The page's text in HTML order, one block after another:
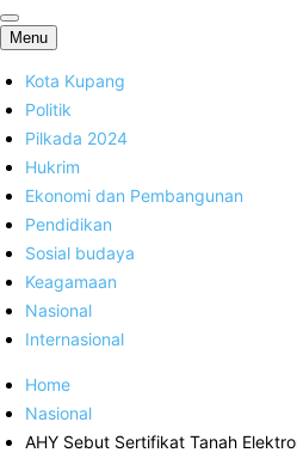
FKK News
Menu
Kota Kupang
Politik
Pilkada 2024
Hukrim
Ekonomi dan Pembangunan
Pendidikan
Sosial budaya
Keagamaan
Nasional
Internasional
Home
Nasional
AHY Sebut Sertifikat Tanah